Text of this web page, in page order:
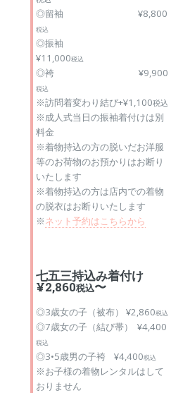
◎留袖 ¥8,800
税込
◎振袖
¥11,000税込
◎袴 ¥9,900
税込
※訪問着変わり結び+¥1,100税込
※成人式当日の振袖着付けは別
料金
※着物持込の方の脱いだお洋服
等のお荷物のお預かりはお断り
いたします
※着物持込の方は店内での着物
の脱衣はお断りいたします
※ネット予約はこちらから
七五三持込み着付け
¥2,860税込〜
◎3歳女の子（被布） ¥2,860税込
◎7歳女の子（結び帯） ¥4,400
税込
◎3•5歳男の子袴 ¥4,400税込
※お子様の着物レンタルはして
おりません